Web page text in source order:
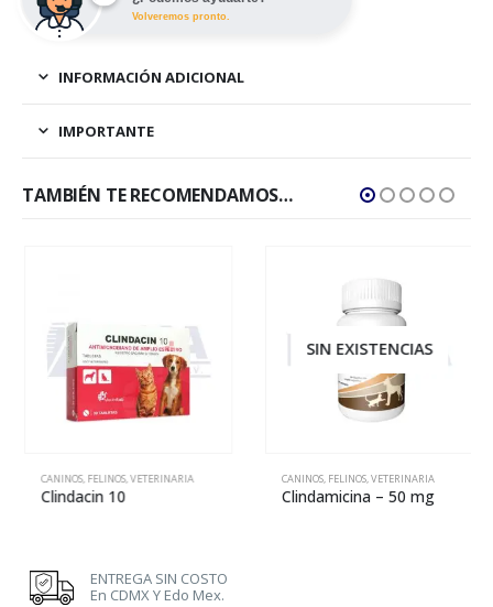
Volveremos pronto.
INFORMACIÓN ADICIONAL
IMPORTANTE
TAMBIÉN TE RECOMENDAMOS…
CANINOS, FELINOS,VETERINARIA
Clindacin 10
SIN EXISTENCIAS
CANINOS, FELINOS,VETERINARIA
Clindamicina – 50 mg
ENTREGA SIN COSTO
En CDMX Y Edo Mex.